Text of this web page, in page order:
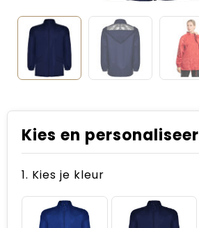
Kies en personaliseer
1. Kies je kleur